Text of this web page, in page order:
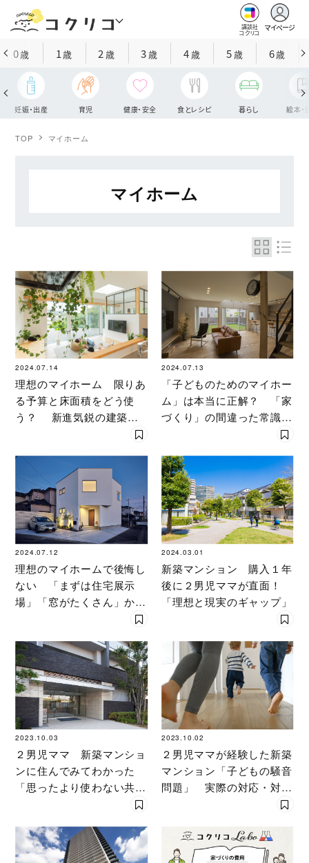
講談社
コクリコ
マイページ
0歳 1歳 2 歳 3歳 4歳 5歳 6歳
妊娠・出産 育児 健康・安全 食とレシピ 暮らし 絵本・
TOP マイホーム
マイホーム
2024.07.14
理想のマイホーム 限りあ
る予算と床面積をどう使
う？ 新進気鋭の建築家
が「寝室」や｢和室」の正
2024.07.13
「子どものためのマイホー
ム」は本当に正解？ 「家
づくり」の間違った常識を
2024.07.12
理想のマイホームで後悔し
ない 「まずは住宅展示
場」「窓がたくさん」から
始まる「家づくりの罠」と
2024.03.01
新築マンション 購入１年
後に２男児ママが直面！
「理想と現実のギャップ」
2023.10.03
２男児ママ 新築マンショ
ンに住んでみてわかった
「思ったより使わない共用
2023.10.02
２男児ママが経験した新築
マンション「子どもの騒音
問題」 実際の対応・対策